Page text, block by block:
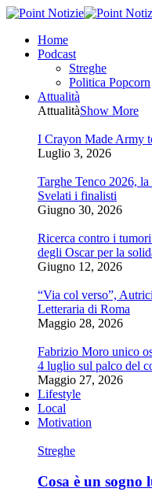
Home
Podcast
Streghe
Politica Popcorn
Attualità
AttualitàShow More
I Crayon Made Army
Luglio 3, 2026
Targhe Tenco 2026,
Svelati i finalisti
Giugno 30, 2026
Ricerca contro i
degli Oscar per la
Giugno 12, 2026
“Via col verso”,
Letteraria di Roma
Maggio 28, 2026
Fabrizio Moro unico
4 luglio sul palco del
Maggio 27, 2026
Lifestyle
Local
Motivation
Streghe
Cosa è un sogno